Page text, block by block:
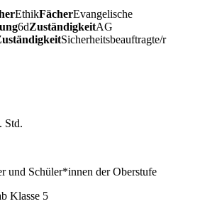
EthikFächerEvangelische
6dZuständigkeitAG
Sicherheitsbeauftragte/r
Std.
und Schüler*innen der Oberstufe
Klasse 5